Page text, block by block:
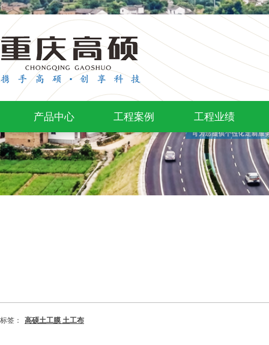
产品中心 工程案例 工程业绩
标签： 高硕土工膜 土工布